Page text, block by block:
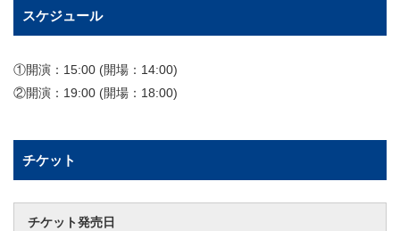
スケジュール
①開演：15:00 (開場：14:00)
②開演：19:00 (開場：18:00)
チケット
チケット発売日